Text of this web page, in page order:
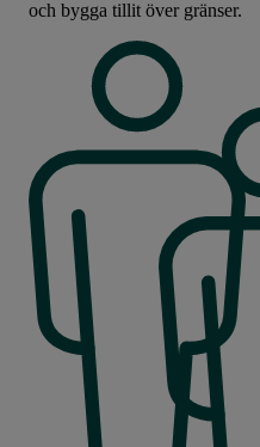
och bygga tillit över gränser.